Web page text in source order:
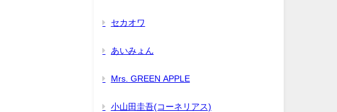
セカオワ
あいみょん
Mrs. GREEN APPLE
小山田圭吾(コーネリアス)